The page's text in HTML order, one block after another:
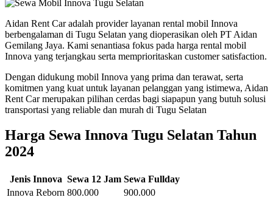
Aidan Rent Car adalah provider layanan rental mobil Innova
berbengalaman di Tugu Selatan yang dioperasikan oleh PT Aidan
Gemilang Jaya. Kami senantiasa fokus pada harga rental mobil
Innova yang terjangkau serta memprioritaskan customer satisfaction.
Dengan didukung mobil Innova yang prima dan terawat, serta
komitmen yang kuat untuk layanan pelanggan yang istimewa, Aidan
Rent Car merupakan pilihan cerdas bagi siapapun yang butuh solusi
transportasi yang reliable dan murah di Tugu Selatan
Harga Sewa Innova Tugu Selatan Tahun
2024
Jenis Innova Sewa 12 Jam Sewa Fullday
Innova Reborn 800.000
900.000